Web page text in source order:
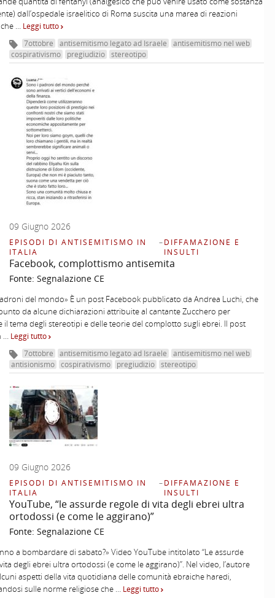
dall’ospedale israelitico di Roma suscita una marea di reazioni
… Leggi tutto
7ottobre antisemitismo legato ad Israele
antisemitismo nel web
cospirativismo
pregiudizio stereotipo
09 Giugno 2026
EPISODI DI ANTISEMITISMO IN
ITALIA
–DIFFAMAZIONE E
INSULTI
Facebook, complottismo antisemita
Fonte: Segnalazione CE
del mondo» È un post Facebook pubblicato da Andrea Luchi, che
da alcune dichiarazioni attribuite al cantante Zucchero per
il tema degli stereotipi e delle teorie del complotto sugli ebrei. Il post
… Leggi tutto
7ottobre antisemitismo legato ad Israele
antisemitismo nel web
antisionismo
cospirativismo pregiudizio stereotipo
09 Giugno 2026
EPISODI DI ANTISEMITISMO IN
ITALIA
–DIFFAMAZIONE E
INSULTI
YouTube, “le assurde regole di vita degli ebrei ultra
ortodossi (e come le aggirano)”
Fonte: Segnalazione CE
a bombardare di sabato?» Video YouTube intitolato “Le assurde
degli ebrei ultra ortodossi (e come le aggirano)”. Nel video, l’autore
aspetti della vita quotidiana delle comunità ebraiche haredi,
sulle norme religiose che … Leggi tutto